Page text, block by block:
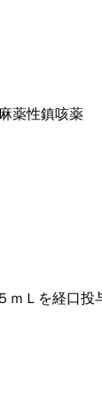
薬性鎮咳薬
ｍＬを経口投